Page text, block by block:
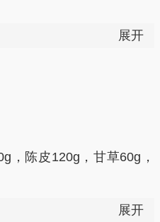
藿香各0.3g，甘草30g。
送服。
～40g。按原方比例加大
好盖闷15分钟即可。当
展开
，陈皮120g，甘草60g，
后滤出药液，共煎两遍，
展开